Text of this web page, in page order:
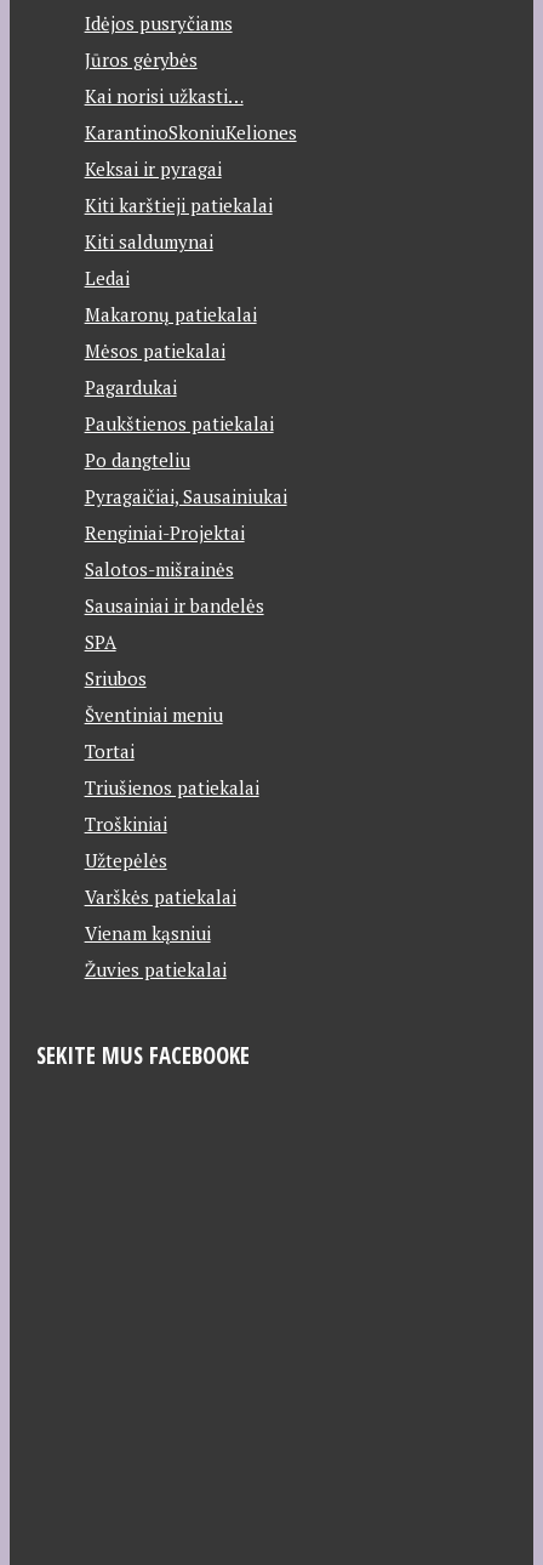
Idėjos pusryčiams
Jūros gėrybės
Kai norisi užkasti…
KarantinoSkoniuKeliones
Keksai ir pyragai
Kiti karštieji patiekalai
Kiti saldumynai
Ledai
Makaronų patiekalai
Mėsos patiekalai
Pagardukai
Paukštienos patiekalai
Po dangteliu
Pyragaičiai, Sausainiukai
Renginiai-Projektai
Salotos-mišrainės
Sausainiai ir bandelės
SPA
Sriubos
Šventiniai meniu
Tortai
Triušienos patiekalai
Troškiniai
Užtepėlės
Varškės patiekalai
Vienam kąsniui
Žuvies patiekalai
SEKITE MUS FACEBOOKE